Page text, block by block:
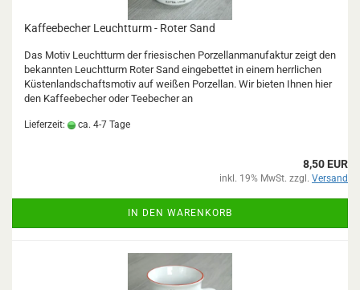
Kaffeebecher Leuchtturm - Roter Sand
Das Motiv Leuchtturm der friesischen Porzellanmanufaktur zeigt den
bekannten Leuchtturm Roter Sand eingebettet in einem herrlichen
Küstenlandschaftsmotiv auf weißen Porzellan. Wir bieten Ihnen hier
den Kaffeebecher oder Teebecher an
Lieferzeit: ca. 4-7 Tage
8,50 EUR
inkl. 19% MwSt. zzgl. Versand
IN DEN WARENKORB